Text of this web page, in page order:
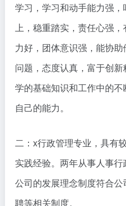
学习，学习和动手能力强，
上，稳重踏实，责任心强
力好，团体意识强，能协
问题，态度认真，富于创
学的基础知识和工作中的
自己的能力。
二：x行政管理专业，具有
实践经验。两年从事人事
公司的发展理念制度符合
聘等相关制度。